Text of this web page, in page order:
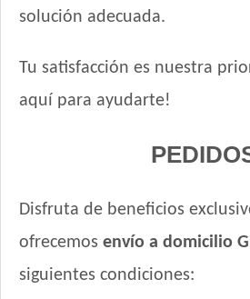
Upper Crock Perro Adulto Cerdo y Arroz
Vitalcan Balanced Natural Recipe
Vitalcan Balanced Natural Recipe
Vitalcan Balanced Natural Recipe
Vitalcan Balanced Perro Adulto Raza
Vitalcan Premium Perro Adulto de Raza
solución adecuada.
Tu satisfacción es nuestra
aquí para ayudarte!
Disfruta de beneficios
ofrecemos envío a domicilio
siguientes condiciones: